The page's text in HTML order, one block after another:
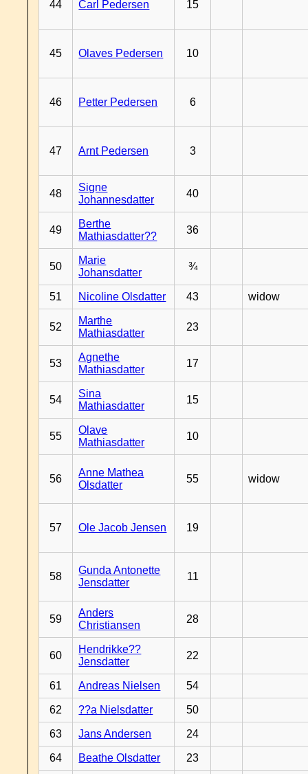
44 Carl Pedersen 15
45 Olaves Pedersen 10
46 Petter Pedersen 6
47 Arnt Pedersen 3
48
Signe
Johannesdatter
40
49
Berthe
Mathiasdatter??
36
50
Marie
Johansdatter
¾
51 Nicoline Olsdatter 43 widow
52
Marthe
Mathiasdatter
23
53
Agnethe
Mathiasdatter
17
54
Sina
Mathiasdatter
15
55
Olave
Mathiasdatter
10
56
Anne Mathea
Olsdatter
55 widow
57 Ole Jacob Jensen 19
58
Gunda Antonette
Jensdatter
11
59
Anders
Christiansen
28
60
Hendrikke??
Jensdatter
22
61 Andreas Nielsen 54
62 ??a Nielsdatter 50
63 Jans Andersen 24
64 Beathe Olsdatter 23